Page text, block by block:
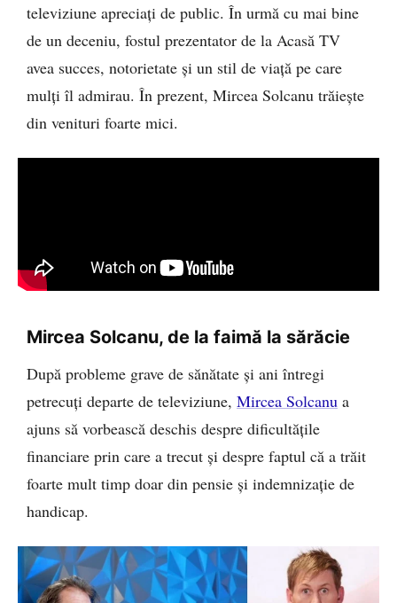
televiziune apreciați de public. În urmă cu mai bine
de un deceniu, fostul prezentator de la Acasă TV
avea succes, notorietate și un stil de viață pe care
mulți îl admirau. În prezent, Mircea Solcanu trăiește
din venituri foarte mici.
Mircea Solcanu, de la faimă la sărăcie
După probleme grave de sănătate și ani întregi
petrecuți departe de televiziune, Mircea Solcanu a
ajuns să vorbească deschis despre dificultățile
financiare prin care a trecut și despre faptul că a trăit
foarte mult timp doar din pensie și indemnizație de
handicap.